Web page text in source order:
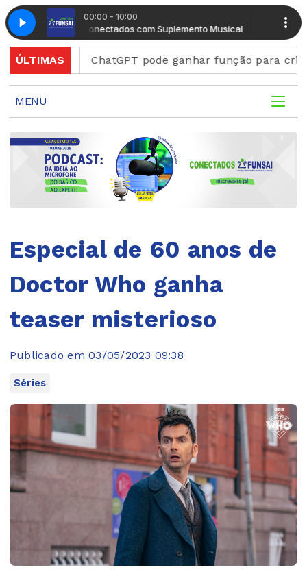
00:00 - 10:00
Manhã Conectados com Suplemento Musical Manhã
ÚLTIMASChatGPT pode ganhar função para criar
MENU
Especial de 60 anos de
Doctor Who ganha
teaser misterioso
Publicado em 03/05/2023 09:38
Séries